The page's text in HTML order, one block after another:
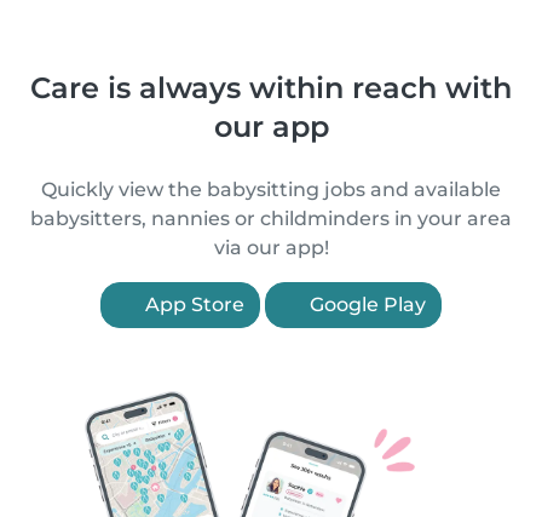
Care is always within reach with
our app
Quickly view the babysitting jobs and available
babysitters, nannies or childminders in your area
via our app!
App Store Google Play